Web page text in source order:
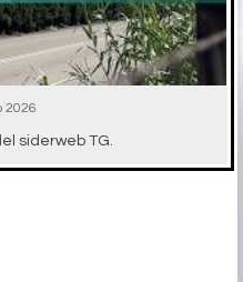
2026
siderweb TG.